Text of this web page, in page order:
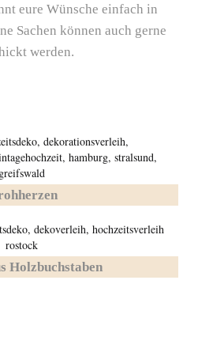
eure Wünsche einfach in
Sachen können auch gerne
werden.
Holzbuchstaben